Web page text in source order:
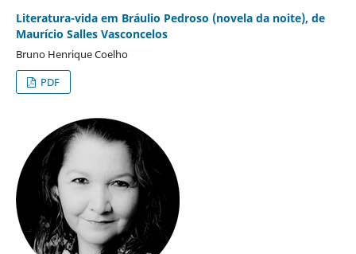
Literatura-vida em Bráulio Pedroso (novela da noite), de
Maurício Salles Vasconcelos
Bruno Henrique Coelho
PDF